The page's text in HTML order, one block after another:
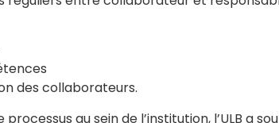
des collaborateurs.
au sein de l’institution, l’ULB a